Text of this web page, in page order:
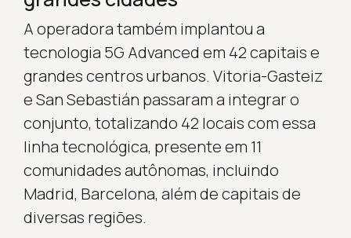
A operadora também implantou a
tecnologia 5G Advanced em 42 capitais e
grandes centros urbanos. Vitoria-Gasteiz
e San Sebastián passaram a integrar o
conjunto, totalizando 42 locais com essa
linha tecnológica, presente em 11
comunidades autônomas, incluindo
Madrid, Barcelona, além de capitais de
diversas regiões.